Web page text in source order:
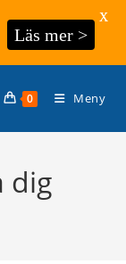
0 Meny
dig
Läs mer >
X